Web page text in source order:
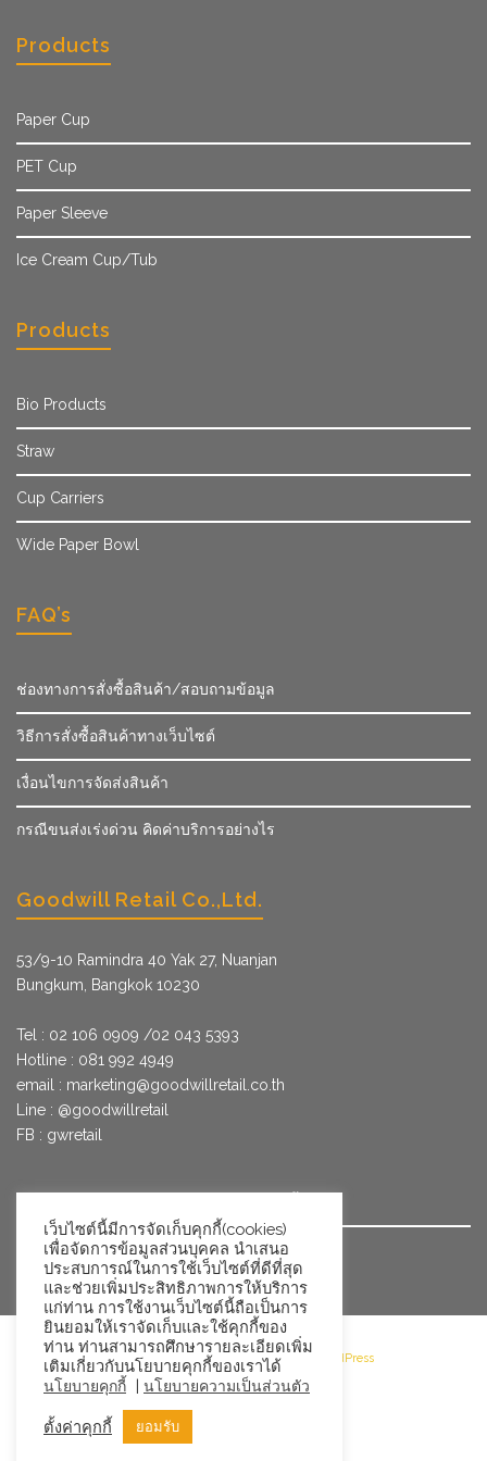
Products
Paper Cup
PET Cup
Paper Sleeve
Ice Cream Cup/Tub
Products
Bio Products
Straw
Cup Carriers
Wide Paper Bowl
FAQ’s
ช่องทางการสั่งซื้อสินค้า/สอบถามข้อมูล
วิธีการสั่งซื้อสินค้าทางเว็บไซต์
เงื่อนไขการจัดส่งสินค้า
กรณีขนส่งเร่งด่วน คิดค่าบริการอย่างไร
Goodwill Retail Co.,Ltd.
53/9­-10 Ramindra 40 Yak 27, Nuanjan
Bungkum, Bangkok 10230
Tel : 02 106 0909 /02 043 5393
Hotline : 081 992 4949
email : marketing@goodwillretail.co.th
Line : @goodwillretail
FB : gwretail
นโยบายข้อมูลส่วนบุคคล
©2026 Goodwill Retail · Powered by WordPress
เว็บไซต์นี้มีการจัดเก็บคุกกี้(cookies)
เพื่อจัดการข้อมูลส่วนบุคคล นำเสนอ
ประสบการณ์ในการใช้เว็บไซต์ที่ดีที่สุด
และช่วยเพิ่มประสิทธิภาพการให้บริการ
แก่ท่าน การใช้งานเว็บไซต์นี้ถือเป็นการ
ยินยอมให้เราจัดเก็บและใช้คุกกี้ของ
ท่าน ท่านสามารถศึกษารายละเอียดเพิ่ม
เติมเกี่ยวกับนโยบายคุกกี้ของเราได้
นโยบายคุกกี้ | นโยบายความเป็นส่วนตัว
ตั้งค่าคุกกี้ ยอมรับ